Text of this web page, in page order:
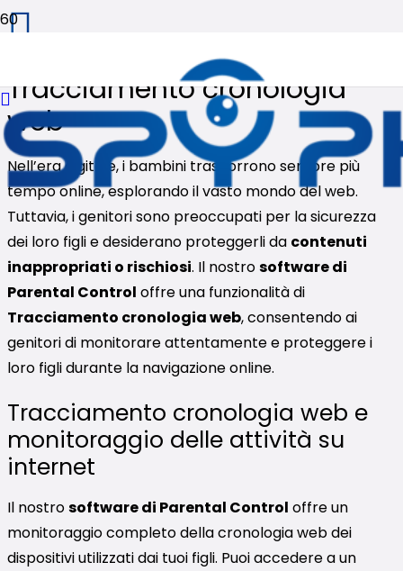
Tracciamento cronologia
web
Nell’era digitale, i bambini trascorrono sempre più
tempo online, esplorando il vasto mondo del web.
Tuttavia, i genitori sono preoccupati per la sicurezza
dei loro figli e desiderano proteggerli da contenuti
inappropriati o rischiosi. Il nostrosoftware di
Parental Control offre una funzionalità di
Tracciamento cronologia web, consentendo ai
genitori di monitorare attentamente e proteggere i
loro figli durante la navigazione online.
Tracciamento cronologia web e
monitoraggio delle attività su
internet
Il nostrosoftware di Parental Control offre un
monitoraggio completo della cronologia web dei
dispositivi utilizzati dai tuoi figli. Puoi accedere a un